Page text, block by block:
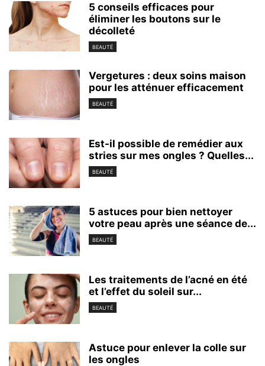
5 conseils efficaces pour
éliminer les boutons sur le
décolleté
BEAUTÉ
Vergetures : deux soins maison
pour les atténuer efficacement
BEAUTÉ
Est-il possible de remédier aux
stries sur mes ongles ? Quelles...
BEAUTÉ
5 astuces pour bien nettoyer
votre peau après une séance de...
BEAUTÉ
Les traitements de l’acné en été
et l’effet du soleil sur...
BEAUTÉ
Astuce pour enlever la colle sur
les ongles